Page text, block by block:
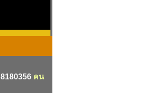
8180356 คน